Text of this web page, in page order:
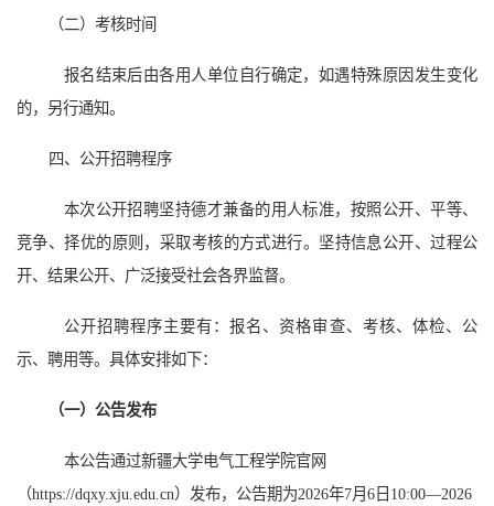
（二）考核时间
报名结束后由各用人单位自行确定，如遇特殊原因发生变化
的，另行通知。
四、公开招聘程序
本次公开招聘坚持德才兼备的用人标准，按照公开、平等、
竞争、择优的原则，采取考核的方式进行。坚持信息公开、过程公
开、结果公开、广泛接受社会各界监督。
公开招聘程序主要有：报名、资格审查、考核、体检、公
示、聘用等。具体安排如下：
（一）公告发布
本公告通过新疆大学电气工程学院官网
（https://dqxy.xju.edu.cn） 发布，公告期为2026年7月6日 10:00—2026